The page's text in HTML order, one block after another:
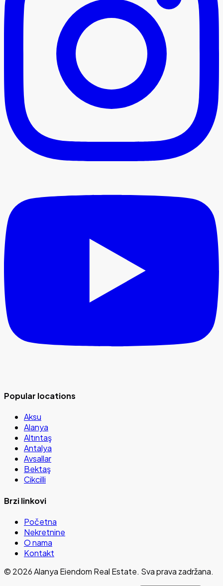
Popular locations
Aksu
Alanya
Altıntaş
Antalya
Avsallar
Bektaş
Cikcilli
Brzi linkovi
Početna
Nekretnine
O nama
Kontakt
© 2026Alanya Eiendom Real Estate. Sva prava zadržana.